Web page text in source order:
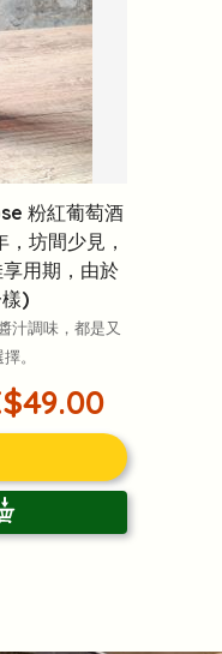
粉紅葡萄酒
坊間少見，
用期，由於
)
汁調味，都是又
。